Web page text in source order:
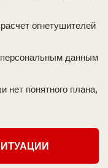
огнетушителей
данным
нет понятного плана,